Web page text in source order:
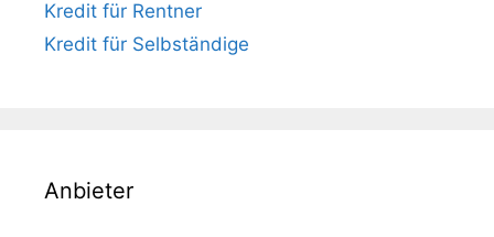
Kredit für Rentner
Kredit für Selbständige
Anbieter